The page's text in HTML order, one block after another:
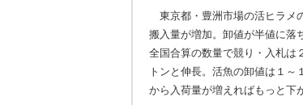
東京都・豊洲市場の活ヒラメ
搬入量が増加。卸値が半値に落
全国合算の数量で競り・入札は
トンと伸長。活魚の卸値は１
から入荷量が増えればもっと下